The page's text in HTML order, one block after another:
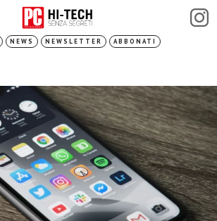
NEWS NEWSLETTER ABBONATI